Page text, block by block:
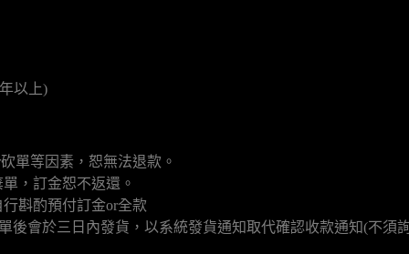
以上)
單等因素，恕無法退款。
，訂金恕不返還。
斟酌預付訂金or全款
會於三日內發貨，以系統發貨通知取代確認收款通知(不須